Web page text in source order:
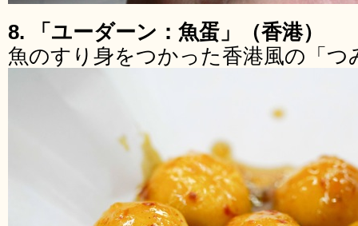
8. 「ユーダーン：魚蛋」（香港）
魚のすり身をつかった香港風の「つ